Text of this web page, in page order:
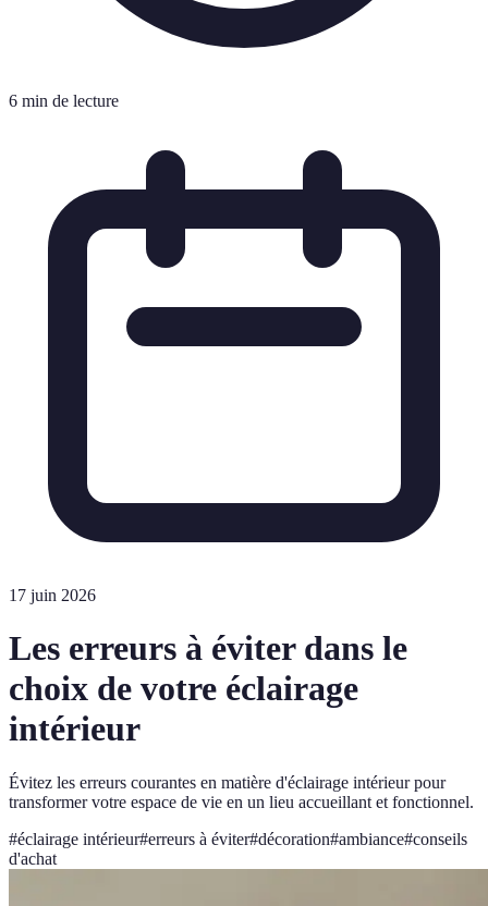
6 min de lecture
17 juin 2026
Les erreurs à éviter dans le
choix de votre éclairage
intérieur
Évitez les erreurs courantes en matière d'éclairage intérieur pour
transformer votre espace de vie en un lieu accueillant et fonctionnel.
#éclairage intérieur#erreurs à éviter#décoration#ambiance#conseils
d'achat